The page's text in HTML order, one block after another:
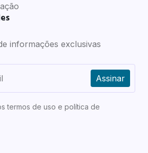
informações exclusivas
Assinar
termos de uso e política de